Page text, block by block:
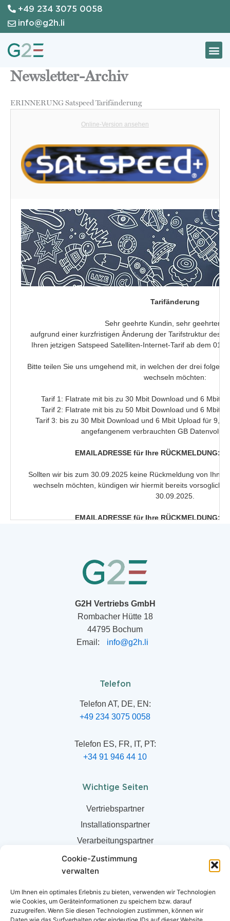
Cookie-Zustimmung
verwalten
Um Ihnen ein optimales Erlebnis zu bieten, verwenden wir Technologien
wie Cookies, um Geräteinformationen zu speichern bzw. darauf
zuzugreifen. Wenn Sie diesen Technologien zustimmen, können wir
Zum
Inhalt
springen
+49 234 3075 0058
info@g2h.li
Newsletter-Archiv
ERINNERUNG Satspeed Tarifänderung
G2H Vertriebs GmbH
Rombacher Hütte 18
44795 Bochum
Email:
info@g2h.li
Telefon
Telefon AT, DE, EN:
+49 234 3075 0058
Telefon ES, FR, IT, PT:
+34 91 946 44 10
Wichtige Seiten
Vertriebspartner
Installationspartner
Verarbeitungspartner
Über uns
Partner Shop
Newsletter
Newsletterarchiv